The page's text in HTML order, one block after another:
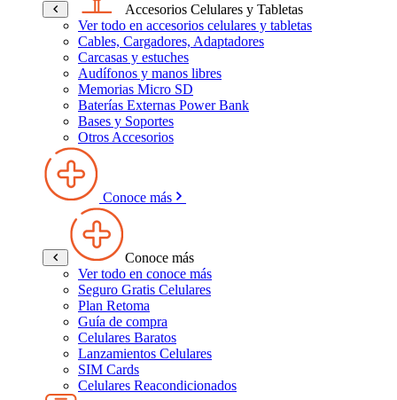
Accesorios Celulares y Tabletas
Ver todo en accesorios celulares y tabletas
Cables, Cargadores, Adaptadores
Carcasas y estuches
Audífonos y manos libres
Memorias Micro SD
Baterías Externas Power Bank
Bases y Soportes
Otros Accesorios
Conoce más
Conoce más
Ver todo en conoce más
Seguro Gratis Celulares
Plan Retoma
Guía de compra
Celulares Baratos
Lanzamientos Celulares
SIM Cards
Celulares Reacondicionados